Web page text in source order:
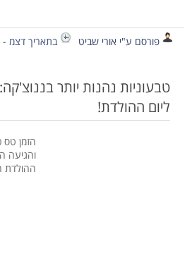
פורסם ע"י אורי שביט בתאריך דצמ - 7 - 2014
טבעוניות נהנות יותר
ליום ההולדת!
הזמן טס
והגיעה
ההולדת